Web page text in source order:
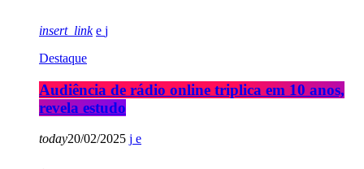
insert_link
Destaque
Audiência de rádio online triplica em 10 anos,
revela estudo
today20/02/2025